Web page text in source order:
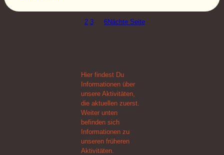
2 3 6Nächte Seite
Hier findest Du
Informationen über
unsere Aktivitäten,
die aktuellen zuerst.
Weiter unten
befinden sich
Informationen zu
unseren früheren
Aktivitäten.